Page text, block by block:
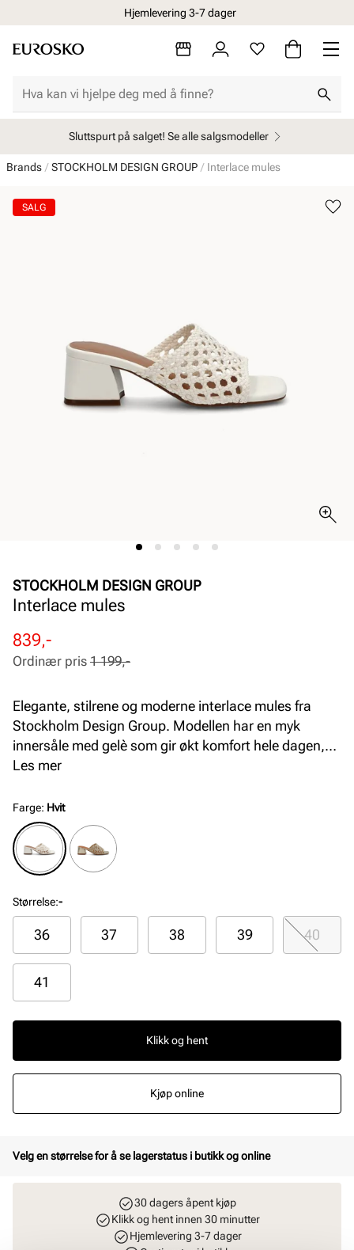
Hjemlevering 3-7 dager
Sluttspurt på salget! Se alle salgsmodeller
Brands STOCKHOLM DESIGN GROUP Interlace mules
SALG
STOCKHOLM DESIGN GROUP
Interlace mules
Rabattert
pris
839,-
Ordinær
pris
Ordinær pris 1 199,-
Elegante, stilrene og moderne interlace mules fra
Stockholm Design Group. Modellen har en myk
innersåle med gelè som gir økt komfort hele dagen,
samt en komfortabel yttersåle med en stabil blokkhæl
Les mer
Farge: Hvit
Størrelse:-
36 37 38 39 40
41
Klikk og hent
Kjøp online
Velg en størrelse for å se lagerstatus i butikk og online
30 dagers åpent kjøp
Klikk og hent innen 30 minutter
Hjemlevering 3-7 dager